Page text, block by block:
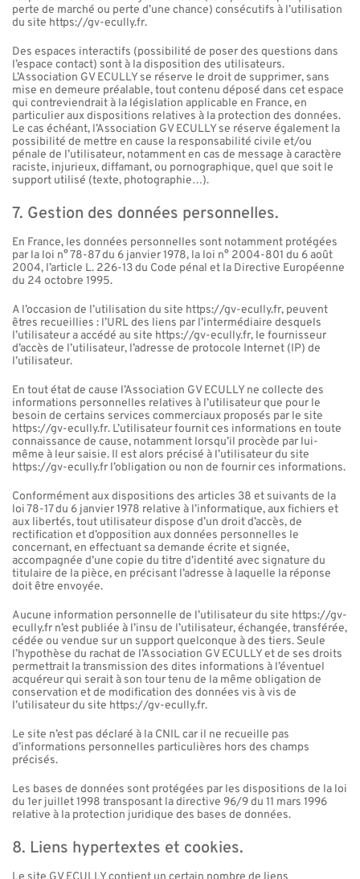
perte de marché ou perte d’une chance) consécutifs à l’utilisation
du site https://gv-ecully.fr.
Des espaces interactifs (possibilité de poser des questions dans
l’espace contact) sont à la disposition des utilisateurs.
L’Association GV ECULLY se réserve le droit de supprimer, sans
mise en demeure préalable, tout contenu déposé dans cet espace
qui contreviendrait à la législation applicable en France, en
particulier aux dispositions relatives à la protection des données.
Le cas échéant, l’Association GV ECULLY se réserve également la
possibilité de mettre en cause la responsabilité civile et/ou
pénale de l’utilisateur, notamment en cas de message à caractère
raciste, injurieux, diffamant, ou pornographique, quel que soit le
support utilisé (texte, photographie…).
7. Gestion des données personnelles.
En France, les données personnelles sont notamment protégées
par la loi n° 78-87 du 6 janvier 1978, la loi n° 2004-801 du 6 août
2004, l’article L. 226-13 du Code pénal et la Directive Européenne
du 24 octobre 1995.
A l’occasion de l’utilisation du site https://gv-ecully.fr, peuvent
êtres recueillies : l’URL des liens par l’intermédiaire desquels
l’utilisateur a accédé au site https://gv-ecully.fr, le fournisseur
d’accès de l’utilisateur, l’adresse de protocole Internet (IP) de
l’utilisateur.
En tout état de cause l’Association GV ECULLY ne collecte des
informations personnelles relatives à l’utilisateur que pour le
besoin de certains services commerciaux proposés par le site
https://gv-ecully.fr. L’utilisateur fournit ces informations en toute
connaissance de cause, notamment lorsqu’il procède par lui-
même à leur saisie. Il est alors précisé à l’utilisateur du site
https://gv-ecully.fr l’obligation ou non de fournir ces informations.
Conformément aux dispositions des articles 38 et suivants de la
loi 78-17 du 6 janvier 1978 relative à l’informatique, aux fichiers et
aux libertés, tout utilisateur dispose d’un droit d’accès, de
rectification et d’opposition aux données personnelles le
concernant, en effectuant sa demande écrite et signée,
accompagnée d’une copie du titre d’identité avec signature du
titulaire de la pièce, en précisant l’adresse à laquelle la réponse
doit être envoyée.
Aucune information personnelle de l’utilisateur du site https://gv-
ecully.fr n’est publiée à l’insu de l’utilisateur, échangée, transférée,
cédée ou vendue sur un support quelconque à des tiers. Seule
l’hypothèse du rachat de l’Association GV ECULLY et de ses droits
permettrait la transmission des dites informations à l’éventuel
acquéreur qui serait à son tour tenu de la même obligation de
conservation et de modification des données vis à vis de
l’utilisateur du site https://gv-ecully.fr.
Le site n’est pas déclaré à la CNIL car il ne recueille pas
d’informations personnelles particulières hors des champs
précisés.
Les bases de données sont protégées par les dispositions de la loi
du 1er juillet 1998 transposant la directive 96/9 du 11 mars 1996
relative à la protection juridique des bases de données.
8. Liens hypertextes et cookies.